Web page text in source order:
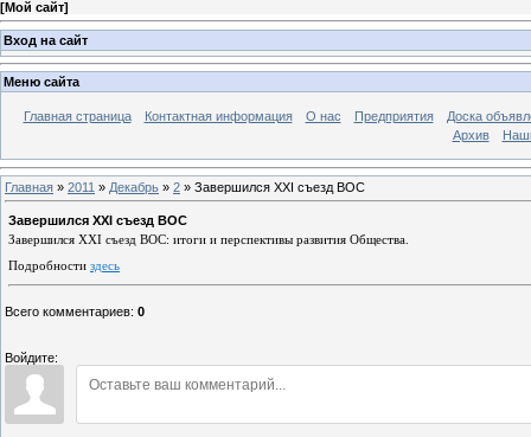
[Мой сайт]
Вход на сайт
Меню сайта
Главная страница Контактная информация О нас Предприятия
Доска
Архив
Главная » 2011 » Декабрь » 2 » Завершился XXI съезд ВОС
Завершился XXI съезд ВОС
Завершился ХХI съезд ВОС: итоги и перспективы развития Общества.
Подробности здесь
Всего комментариев: 0
Войдите: